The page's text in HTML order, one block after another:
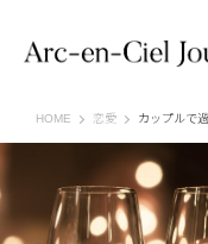
HOME Arc-en-Ciel Journal（ア
恋愛 カップルで